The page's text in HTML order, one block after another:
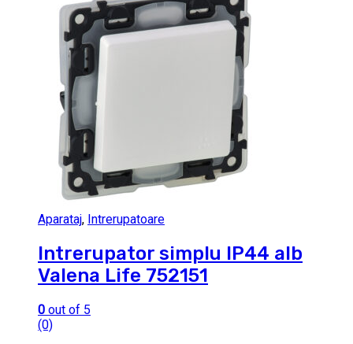
Aparataj, Intrerupatoare
Intrerupator simplu IP44 alb
Valena Life 752151
0 out of 5
(0)